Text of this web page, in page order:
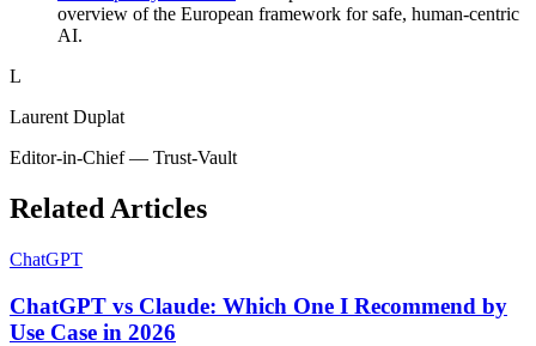
overview of the European framework for safe, human-centric
AI.
L
Laurent Duplat
Editor-in-Chief — Trust-Vault
Related Articles
ChatGPT
ChatGPT vs Claude: Which One I Recommend by
Use Case in 2026